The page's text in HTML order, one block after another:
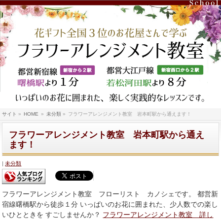
サイト » HOME » 未分類 » フラワーアレンジメント教室 岩本町駅から通えます！
フラワーアレンジメント教室 岩本町駅から通え
ます！
未分類
フラワーアレンジメント教室 フローリスト カノシェです。 都営新
宿線曙橋駅から徒歩１分 いっぱいのお花に囲まれた、少人数での楽し
いひとときを すごしませんか？ フラワーアレンジメント教室 詳し